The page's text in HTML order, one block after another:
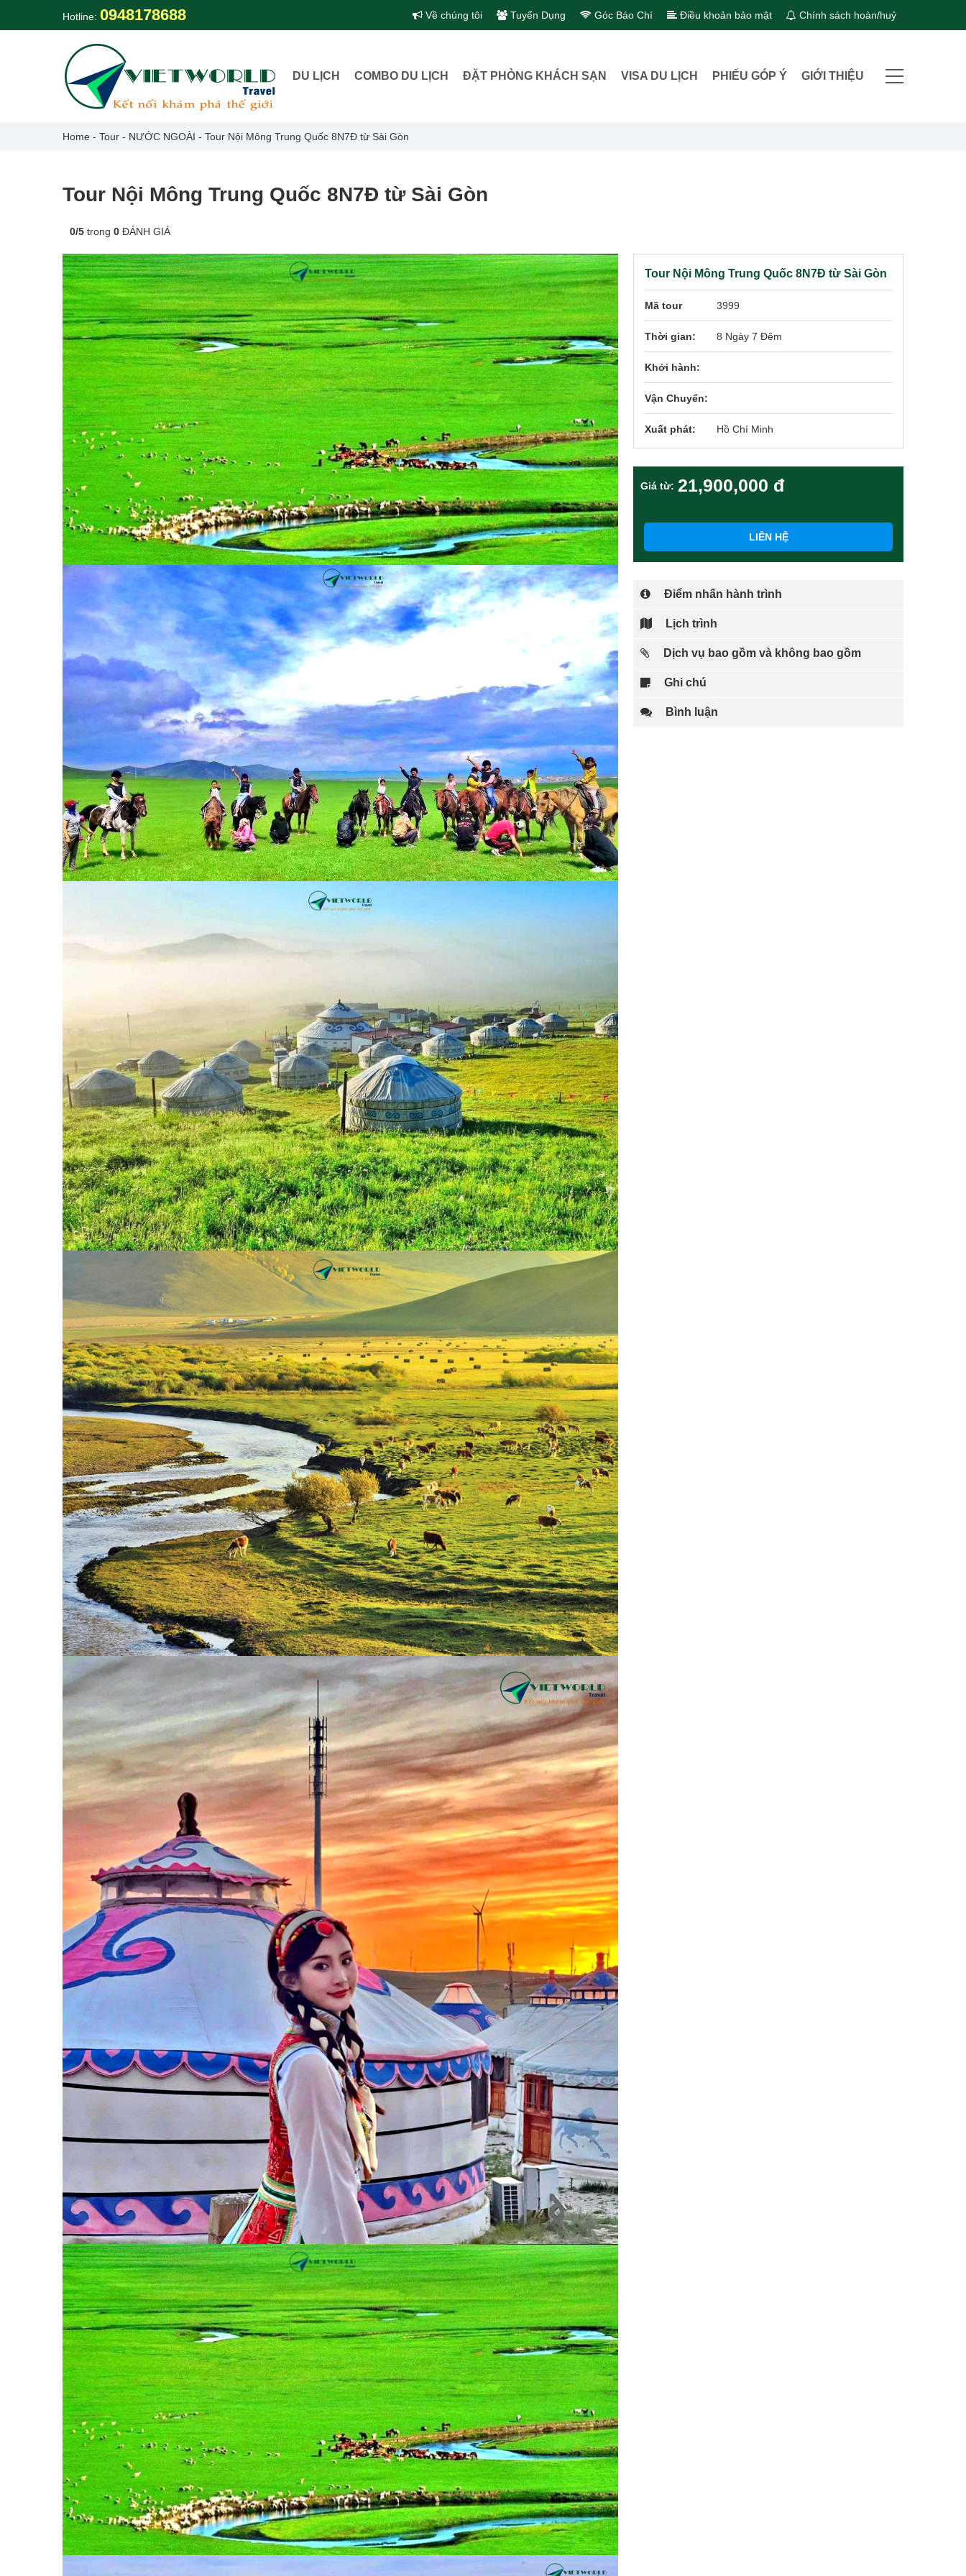
Hotline: 0948178688 Về chúng tôi Tuyển Dụng Góc Báo Chí Điều khoản bảo mật Chính sách hoàn/huỷ
DU LỊCH COMBO DU LỊCH ĐẶT PHÒNG KHÁCH SẠN VISA DU LỊCH PHIẾU GÓP Ý GIỚI THIỆU
Home - Tour - NƯỚC NGOÀI - Tour Nội Mông Trung Quốc 8N7Đ từ Sài Gòn
Tour Nội Mông Trung Quốc 8N7Đ từ Sài Gòn
0/5 trong 0 ĐÁNH GIÁ
Tour Nội Mông Trung Quốc 8N7Đ từ Sài Gòn
Mã tour 3999
Thời gian: 8 Ngày 7 Đêm
Khởi hành:
Vận Chuyển:
Xuất phát: Hồ Chí Minh
Giá từ: 21,900,000 đ
LIÊN HỆ
Điểm nhấn hành trình
Lịch trình
Dịch vụ bao gồm và không bao gồm
Ghi chú
Bình luận